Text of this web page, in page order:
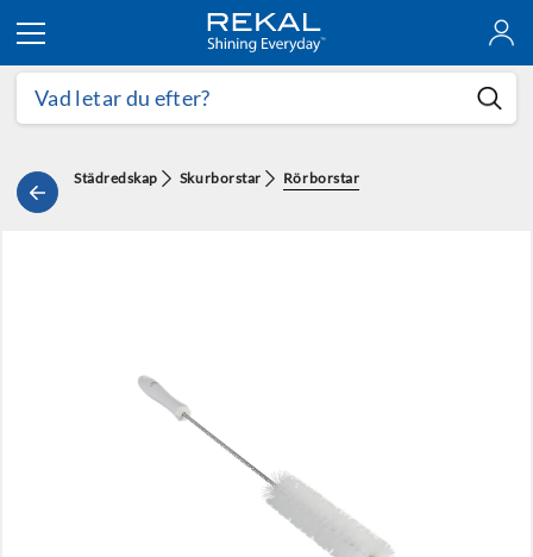
Hoppa till innehållet
Städredskap Skurborstar Rörborstar